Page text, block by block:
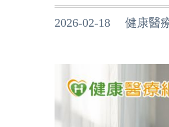
2026-02-18 健康醫